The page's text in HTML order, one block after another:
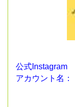
公式Instagram
アカウント名：